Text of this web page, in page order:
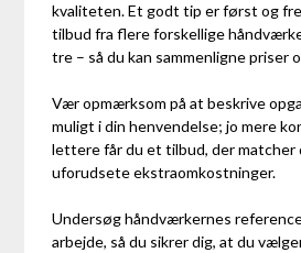
kvaliteten. Et godt tip er først og
tilbud fra flere forskellige
tre – så du kan sammenligne priser
Vær opmærksom på at beskrive
muligt i din henvendelse; jo mere
lettere får du et tilbud, der matcher
uforudsete ekstraomkostninger.
Undersøg håndværkernes
arbejde, så du sikrer dig, at du